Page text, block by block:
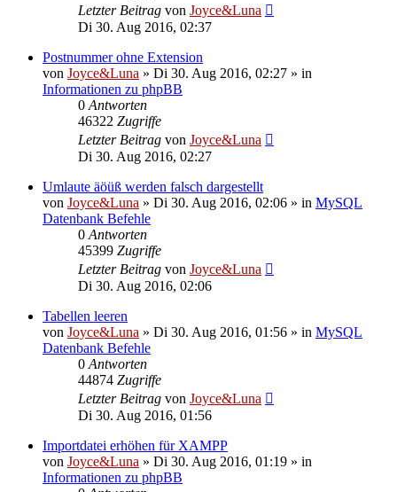
Letzter Beitrag von Joyce&Luna
Di 30. Aug 2016, 02:37
Postnummer ohne Extension
von Joyce&Luna » Di 30. Aug 2016, 02:27 » in
Informationen zu phpBB
0 Antworten
46322 Zugriffe
Letzter Beitrag von Joyce&Luna
Di 30. Aug 2016, 02:27
Umlaute äöüß werden falsch dargestellt
von Joyce&Luna » Di 30. Aug 2016, 02:06 » in MySQL
Datenbank Befehle
0 Antworten
45399 Zugriffe
Letzter Beitrag von Joyce&Luna
Di 30. Aug 2016, 02:06
Tabellen leeren
von Joyce&Luna » Di 30. Aug 2016, 01:56 » in MySQL
Datenbank Befehle
0 Antworten
44874 Zugriffe
Letzter Beitrag von Joyce&Luna
Di 30. Aug 2016, 01:56
Importdatei erhöhen für XAMPP
von Joyce&Luna » Di 30. Aug 2016, 01:19 » in
Informationen zu phpBB